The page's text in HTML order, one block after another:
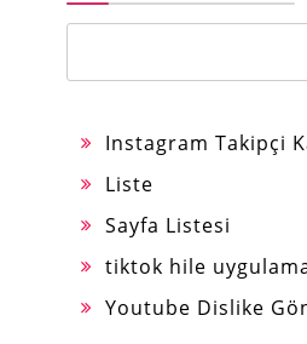
Instagram Takipçi
Liste
Sayfa Listesi
tiktok hile
Youtube Dislike